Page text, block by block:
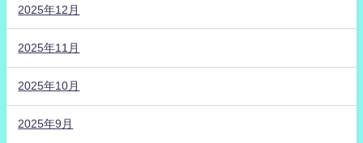
2025年12月
2025年11月
2025年10月
2025年9月